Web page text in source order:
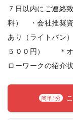
７日以内にご連絡
料） ・会社推奨
あり（ライトバン
５００円） ＊オ
ローワークの紹介状
簡単1分